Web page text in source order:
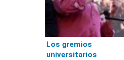
Los gremios
universitarios